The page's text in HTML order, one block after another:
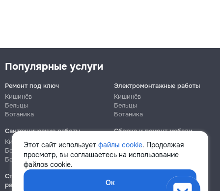
Этот сайт использует файлы cookie. Продолжая
просмотр, вы соглашаетесь на использование
файлов cookie.
Ок
Популярные услуги
Ремонт под ключ
Кишинёв
Бельцы
Ботаника
Электромонтажные работы
Кишинёв
Бельцы
Ботаника
Сантехнические работы
Кишинёв
Бельцы
Ботаника
Сборка и ремонт мебели
Кишинёв
Ботаника
Строительно-монтажные
работы